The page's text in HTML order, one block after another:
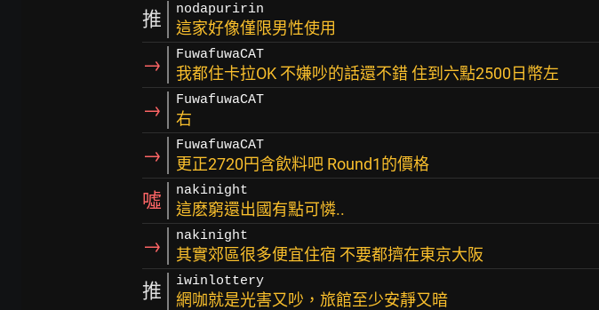
推 nodapuririn
這家好像僅限男性使用
→ FuwafuwaCAT
我都住卡拉OK 不嫌吵的話還不錯 住到六點2500日幣左
→ FuwafuwaCAT
右
→ FuwafuwaCAT
更正2720円含飲料吧 Round1的價格
噓 nakinight
這麽窮還出國有點可憐..
→ nakinight
其實郊區很多便宜住宿 不要都擠在東京大阪
推 iwinlottery
網咖就是光害又吵，旅館至少安靜又暗